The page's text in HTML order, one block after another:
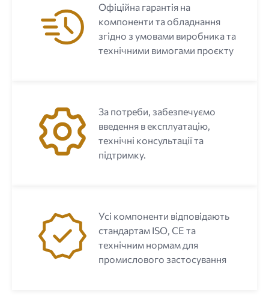
Офіційна гарантія на
компоненти та обладнання
згідно з умовами виробника та
технічними вимогами проєкту
За потреби, забезпечуємо
введення в експлуатацію,
технічні консультації та
підтримку.
Усі компоненти відповідають
стандартам ISO, CE та
технічним нормам для
промислового застосування